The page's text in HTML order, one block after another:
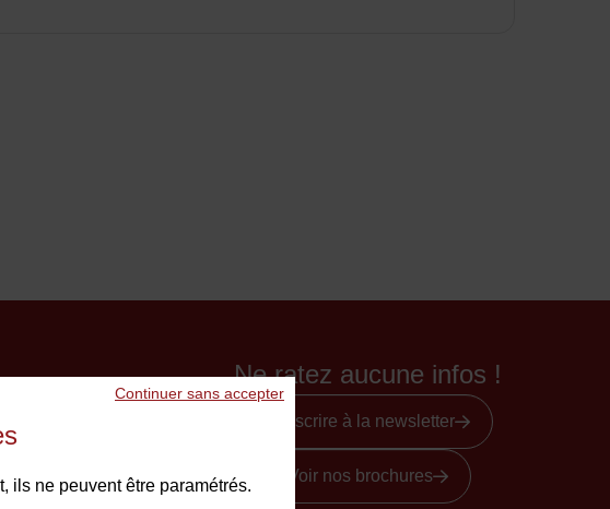
ils ne peuvent être paramétrés.
Continuer sans accepter
Ne ratez aucune infos !
S'inscrire à la newsletter
Voir nos brochures